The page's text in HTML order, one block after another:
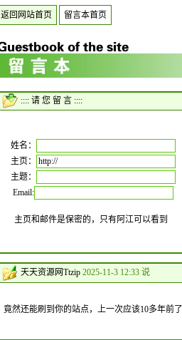
返回网站首页 留言本首页
:::: 请 您 留 言 ::::
姓名：
主页：
主题：
Email:
主页和邮件是保密的，只有阿江可以看到
天天资源网Ttzip 2025-11-3 12:33 说
竟然还能刷到你的站点，上一次应该10多年前了